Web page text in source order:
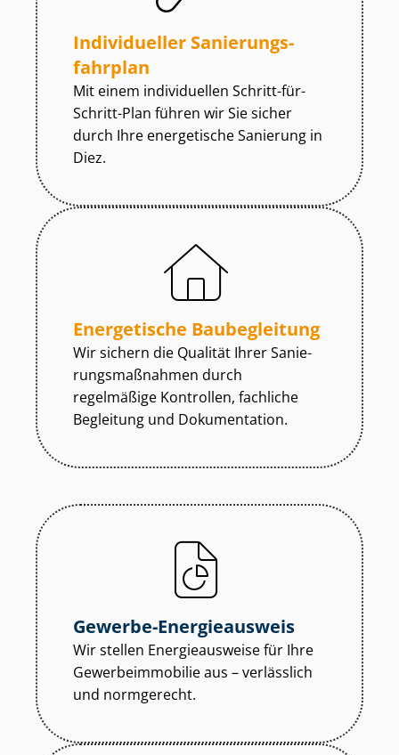
Individueller Sa­nie­rungs­
fahr­plan
Mit einem individuellen Schritt-für-
Schritt-Plan führen wir Sie sicher
durch Ihre energetische Sanierung in
Diez.
Energetische Baubegleitung
Wir sichern die Qualität Ihrer Sa­nie­
rungs­maß­nah­men durch
regelmäßige Kontrollen, fachliche
Begleitung und Dokumentation.
Gewerbe-Energieausweis
Wir stellen Energieausweise für Ihre
Ge­wer­be­im­mo­bi­lie aus – verlässlich
und normgerecht.